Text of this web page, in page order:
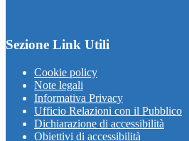
Sezione Link Utili
Cookie policy
Note legali
Informativa Privacy
Ufficio Relazioni con il Pubblico
Dichiarazione di accessibilità
Obiettivi di accessibilità